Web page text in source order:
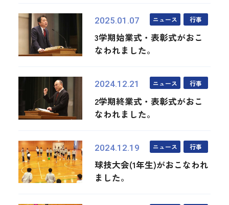
2025.01.07 ニュース 行事
3学期始業式・表彰式がおこ
なわれました。
2024.12.21 ニュース 行事
2学期終業式・表彰式がおこ
なわれました。
2024.12.19 ニュース 行事
球技大会(1年生)がおこなわれ
ました。